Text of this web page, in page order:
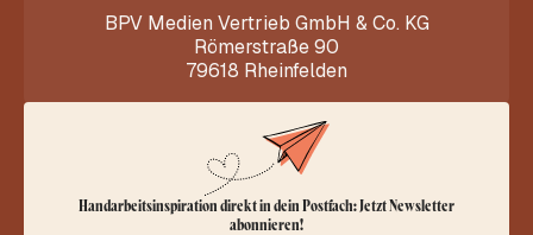
BPV Medien Vertrieb GmbH & Co. KG
Römerstraße 90
79618 Rheinfelden
Handarbeitsinspiration direkt in dein Postfach: Jetzt Newsletter
abonnieren!